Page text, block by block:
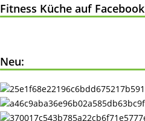
Fitness Küche auf Facebook
Neu: